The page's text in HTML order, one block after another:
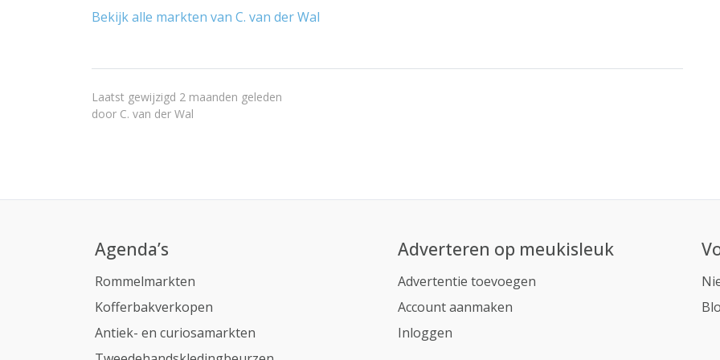
Bekijk alle markten van C. van der Wal
Laatst gewijzigd 2 maanden geleden
door C. van der Wal
Agenda’s
Rommelmarkten
Kofferbakverkopen
Antiek- en curiosamarkten
Adverteren op meukisleuk
Advertentie toevoegen
Account aanmaken
Inloggen